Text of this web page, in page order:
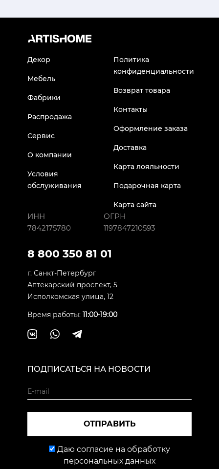
Декор
Мебель
Фабрики
Распродажа
Сервис
О компании
Условия
обслуживания
Политика
конфиденциальности
Возврат товара
Контакты
Оформление заказа
Доставка
Карта лояльности
Подарочная карта
Карта сайта
ИНН
7842175780
ОГРН
1197847210593
8 800 350 81 01
г. Санкт-Петербург
Аптекарский проспект, 5
Исполкомская улица, 12
Время работы: 11:00-19:00
ПОДПИСАТЬСЯ НА НОВОСТИ
ОТПРАВИТЬ
Даю согласие на обработку
персональных данных